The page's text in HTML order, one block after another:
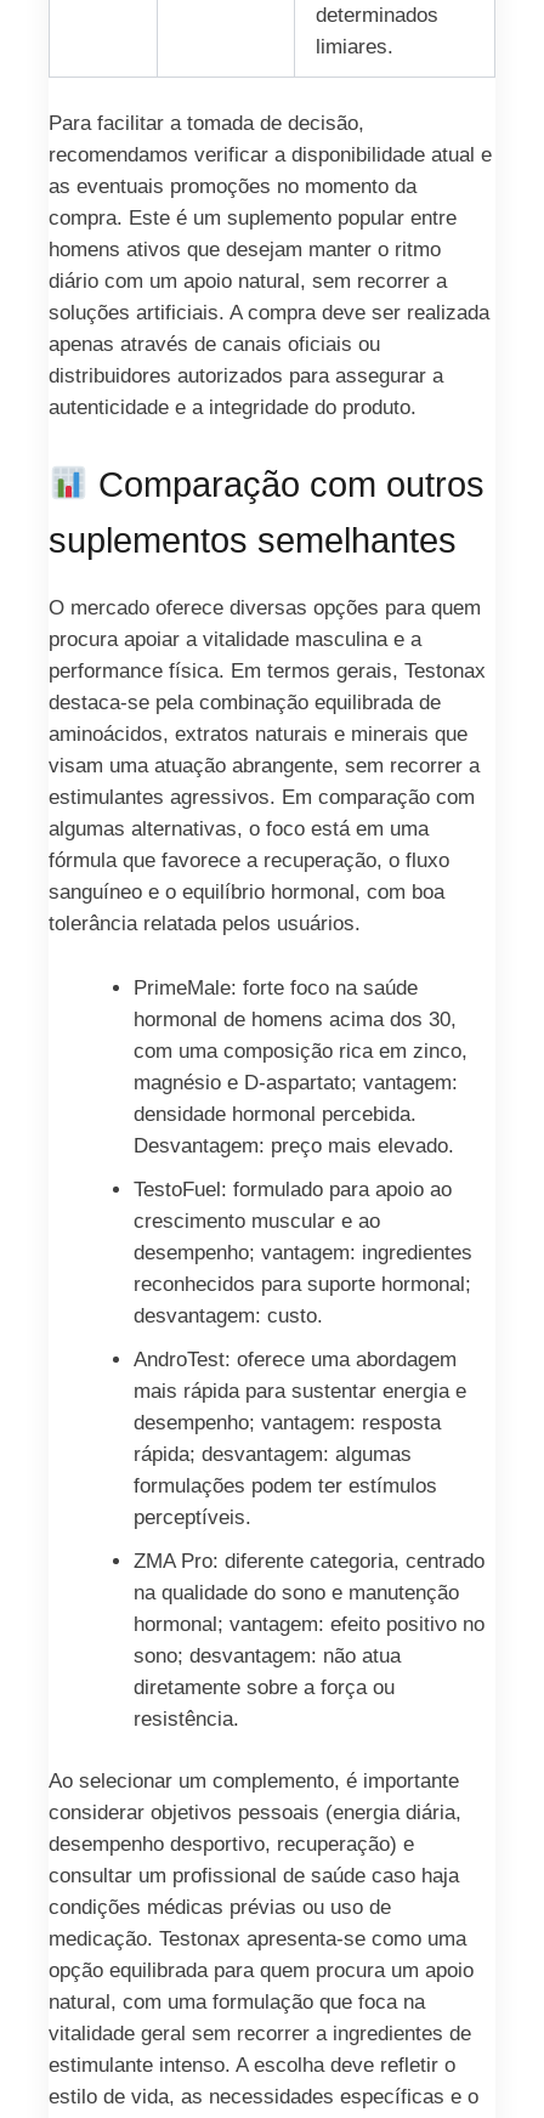
determinados
limiares.
Para facilitar a tomada de decisão,
recomendamos verificar a disponibilidade atual e
as eventuais promoções no momento da
compra. Este é um suplemento popular entre
homens ativos que desejam manter o ritmo
diário com um apoio natural, sem recorrer a
soluções artificiais. A compra deve ser realizada
apenas através de canais oficiais ou
distribuidores autorizados para assegurar a
autenticidade e a integridade do produto.
Comparação com outros
suplementos semelhantes
O mercado oferece diversas opções para quem
procura apoiar a vitalidade masculina e a
performance física. Em termos gerais, Testonax
destaca-se pela combinação equilibrada de
aminoácidos, extratos naturais e minerais que
visam uma atuação abrangente, sem recorrer a
estimulantes agressivos. Em comparação com
algumas alternativas, o foco está em uma
fórmula que favorece a recuperação, o fluxo
sanguíneo e o equilíbrio hormonal, com boa
tolerância relatada pelos usuários.
PrimeMale: forte foco na saúde
hormonal de homens acima dos 30,
com uma composição rica em zinco,
magnésio e D‑aspartato; vantagem:
densidade hormonal percebida.
Desvantagem: preço mais elevado.
TestoFuel: formulado para apoio ao
crescimento muscular e ao
desempenho; vantagem: ingredientes
reconhecidos para suporte hormonal;
desvantagem: custo.
AndroTest: oferece uma abordagem
mais rápida para sustentar energia e
desempenho; vantagem: resposta
rápida; desvantagem: algumas
formulações podem ter estímulos
perceptíveis.
ZMA Pro: diferente categoria, centrado
na qualidade do sono e manutenção
hormonal; vantagem: efeito positivo no
sono; desvantagem: não atua
diretamente sobre a força ou
resistência.
Ao selecionar um complemento, é importante
considerar objetivos pessoais (energia diária,
desempenho desportivo, recuperação) e
consultar um profissional de saúde caso haja
condições médicas prévias ou uso de
medicação. Testonax apresenta-se como uma
opção equilibrada para quem procura um apoio
natural, com uma formulação que foca na
vitalidade geral sem recorrer a ingredientes de
estimulante intenso. A escolha deve refletir o
estilo de vida, as necessidades específicas e o